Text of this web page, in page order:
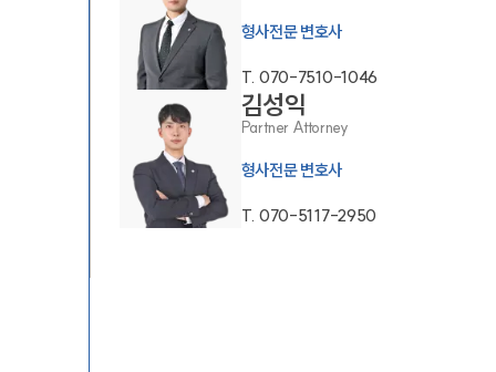
형사전문 변호사
T. 070-7510-1046
김성익
Partner Attorney
형사전문 변호사
T. 070-5117-2950